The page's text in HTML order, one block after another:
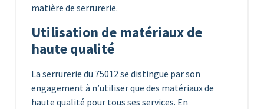
matière de serrurerie.
Utilisation de matériaux de
haute qualité
La serrurerie du 75012 se distingue par son
engagement à n’utiliser que des matériaux de
haute qualité pour tous ses services. En